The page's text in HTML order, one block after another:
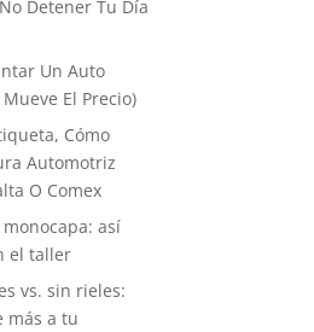
Detener Tu Día
Un Auto
El Precio)
Cómo
Automotriz
O Comex
así
el taller
vs. sin rieles:
más a tu